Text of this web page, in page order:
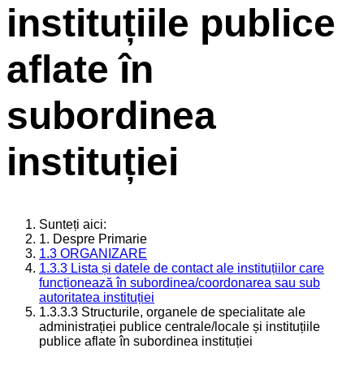
instituțiile publice
aflate în
subordinea
instituției
Sunteți aici:
1. Despre Primarie
1.3 ORGANIZARE
1.3.3 Lista și datele de contact ale instituțiilor care
funcționează în subordinea/coordonarea sau sub
autoritatea instituției
1.3.3.3 Structurile, organele de specialitate ale
administrației publice centrale/locale și instituțiile
publice aflate în subordinea instituției